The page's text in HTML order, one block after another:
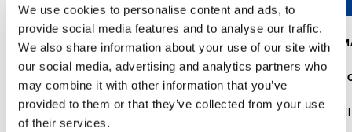
We use cookies to personalise content and ads, to
provide social media features and to analyse our traffic.
We also share information about your use of our site with
our social media, advertising and analytics partners who
may combine it with other information that you’ve
provided to them or that they’ve collected from your use
of their services.
CAPACITÀ MASSIMA DELLA GRU:
5,000 kg
PESO LORDO DEL VEICOLO:
5,500 kg
DIMENSIONI:3,030 x 1,400 x
2,070 mm
CAPACITÀ
9,000 kg
PESO
9,000 kg